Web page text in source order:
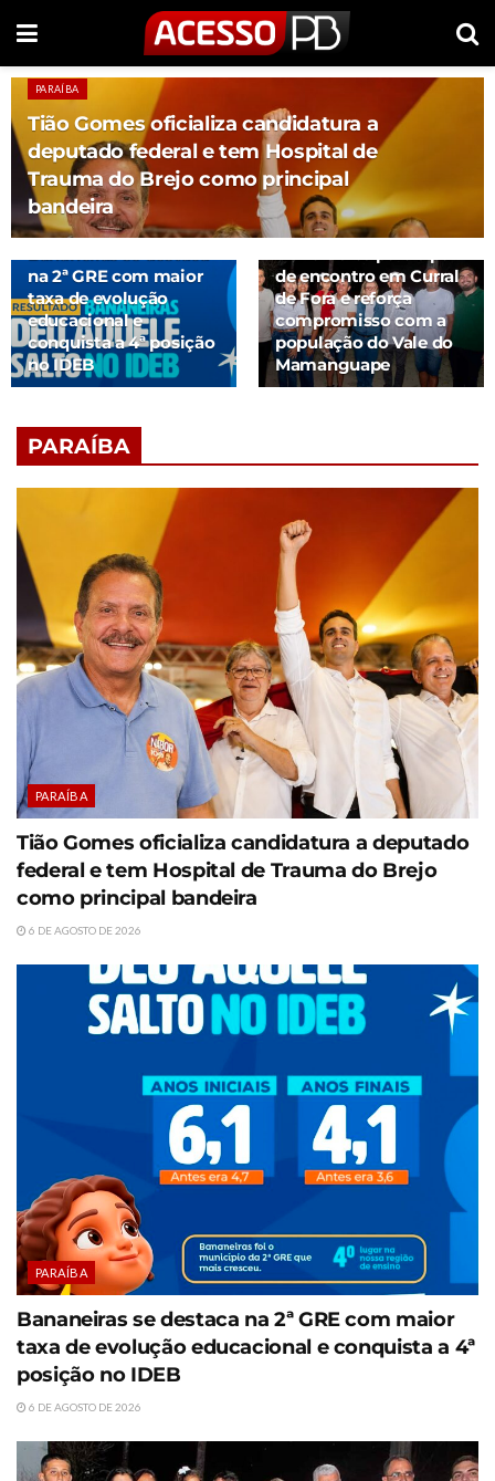
PARAÍBA
Tião Gomes oficializa candidatura a
deputado federal e tem Hospital de
Trauma do Brejo como principal
bandeira
PARAÍBA
na 2ª GRE com maior
taxa de evolução
educacional e
conquista a 4ª posição
no IDEB
PARAÍBA
de encontro em Curral
de Fora e reforça
compromisso com a
população do Vale do
Mamanguape
PARAÍBA
PARAÍBA
Tião Gomes oficializa candidatura a deputado
federal e tem Hospital de Trauma do Brejo
como principal bandeira
6 DE AGOSTO DE 2026
PARAÍBA
Bananeiras se destaca na 2ª GRE com maior
taxa de evolução educacional e conquista a 4ª
posição no IDEB
6 DE AGOSTO DE 2026